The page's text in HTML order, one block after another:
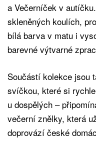
a Večerníček v
skleněných koulích,
bílá barva v matu i
barevné výtvarné
Součástí kolekce jsou
svíčkou, které si
u dospělých –
večerní znělky, která
doprovází české